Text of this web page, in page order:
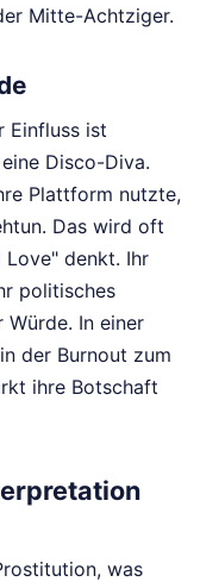
Mitte-Achtziger.
Einfluss ist
Disco-Diva.
Plattform nutzte,
Das wird oft
Love" denkt. Ihr
politisches
Würde. In einer
der Burnout zum
ihre Botschaft
was